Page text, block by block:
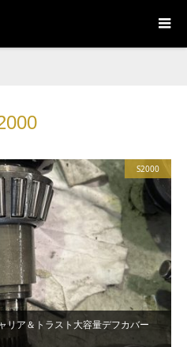
リア＆トラスト大容量デフカバー
S2000